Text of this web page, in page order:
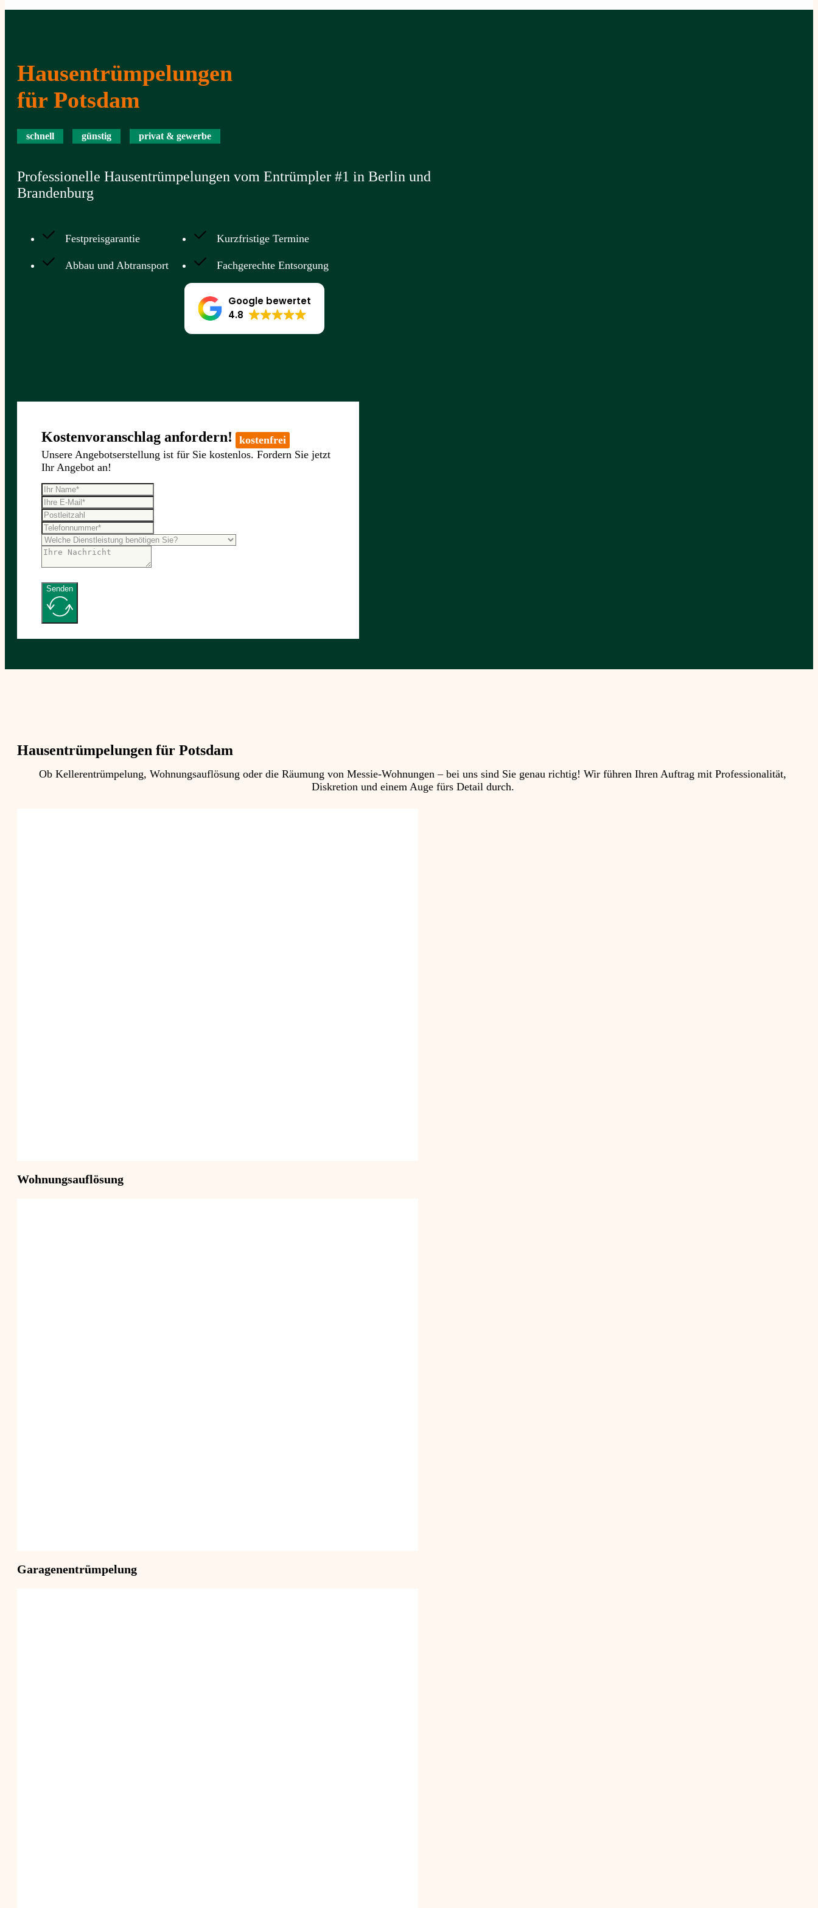
Hausentrümpelungen
für Potsdam
schnell günstig privat & gewerbe
Professionelle Hausentrümpelungen vom Entrümpler #1 in Berlin und
Brandenburg
Festpreisgarantie
Abbau und Abtransport
Kurzfristige Termine
Fachgerechte Entsorgung
Google bewertet
4.8
Kostenvoranschlag anfordern!
kostenfrei
Unsere Angebotserstellung ist für Sie kostenlos. Fordern Sie jetzt
Ihr Angebot an!
Senden
Hausentrümpelungen für Potsdam
Ob Kellerentrümpelung, Wohnungsauflösung oder die Räumung von Messie-Wohnungen – bei uns sind Sie genau richtig! Wir führen Ihren Auftrag mit Professionalität,
Diskretion und einem Auge fürs Detail durch.
Wohnungsauflösung
Garagenentrümpelung